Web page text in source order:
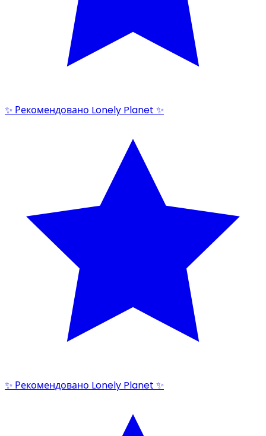
✨ Рекомендовано Lonely Planet ✨
✨ Рекомендовано Lonely Planet ✨